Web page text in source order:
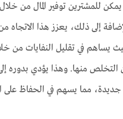
للمشترين توفير المال من
إلى ذلك، يعزز هذا الاتجاه
يساهم في تقليل النفايات من
التخلص منها. وهذا يؤدي بدوره
مما يسهم في الحفاظ على